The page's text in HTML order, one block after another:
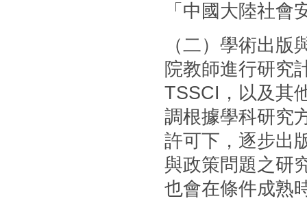
「中國大陸社會
（二）學術出
院教師進行研究
TSSCI，以及其
調根據學科研究
許可下，逐步出
與政策問題之研
也會在條件成熟